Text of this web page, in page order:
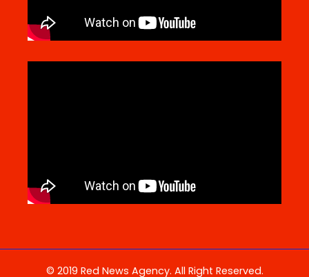
© 2019 Red News Agency. All Right Reserved.